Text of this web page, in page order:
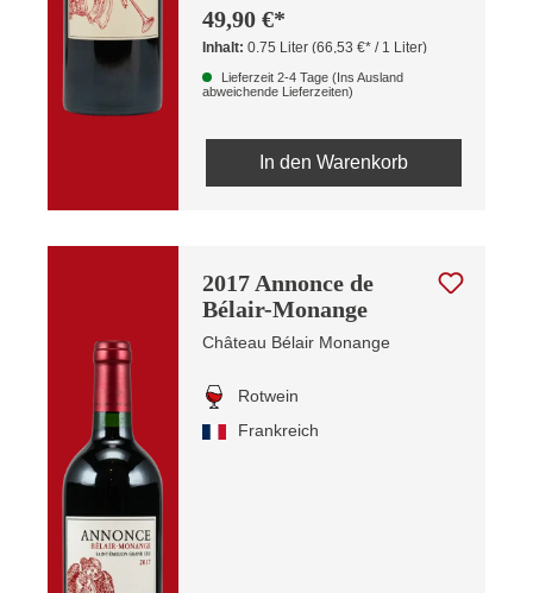
49,90 €*
Inhalt:0.75 Liter(66,53 €* / 1 Liter)
Lieferzeit 2-4 Tage (Ins Ausland
abweichende Lieferzeiten)
In den Warenkorb
2017 Annonce de
Bélair-Monange
Château Bélair Monange
Rotwein
Frankreich